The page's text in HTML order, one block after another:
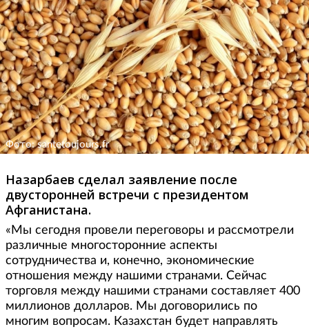
Фото: santetoujours.fr
Назарбаев сделал заявление после
двусторонней встречи с президентом
Афганистана.
«Мы сегодня провели переговоры и рассмотрели
различные многосторонние аспекты
сотрудничества и, конечно, экономические
отношения между нашими странами. Сейчас
торговля между нашими странами составляет 400
миллионов долларов. Мы договорились по
многим вопросам. Казахстан будет направлять